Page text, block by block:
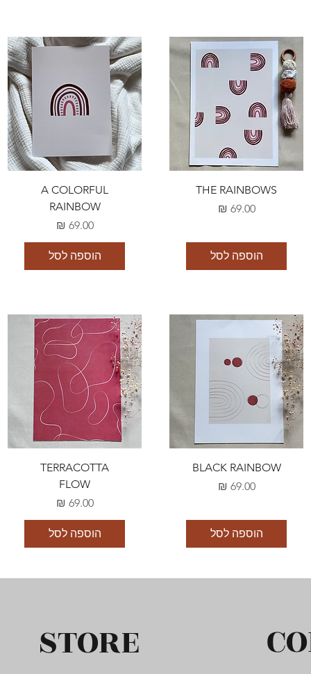
THE RAINBOWS
מחיר‏69.00 ‏₪
הוספה לסל
A COLORFUL
RAINBOW
מחיר‏69.00 ‏₪
הוספה לסל
BLACK RAINBOW
מחיר‏69.00 ‏₪
הוספה לסל
TERRACOTTA
FLOW
מחיר‏69.00 ‏₪
הוספה לסל
STORE